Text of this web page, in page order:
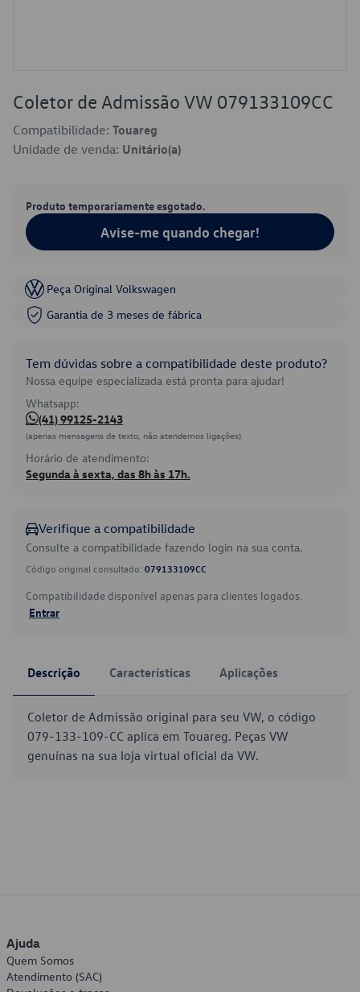
Coletor de Admissão VW 079133109CC
Compatibilidade: Touareg
Unidade de venda: Unitário(a)
Produto temporariamente esgotado.
Avise-me quando chegar!
Peça Original Volkswagen
Garantia de 3 meses de fábrica
Tem dúvidas sobre a compatibilidade deste produto?
Nossa equipe especializada está pronta para ajudar!
Whatsapp:
(41) 99125-2143
(apenas mensagens de texto, não atendemos ligações)
Horário de atendimento:
Segunda à sexta, das 8h às 17h.
Verifique a compatibilidade
Consulte a compatibilidade fazendo login na sua conta.
Código original consultado: 079133109CC
Compatibilidade disponível apenas para clientes logados.
Entrar
Descrição Características Aplicações
Coletor de Admissão original para seu VW, o código
079-133-109-CC aplica em Touareg. Peças VW
genuínas na sua loja virtual oficial da VW.
Ajuda
Quem Somos
Atendimento (SAC)